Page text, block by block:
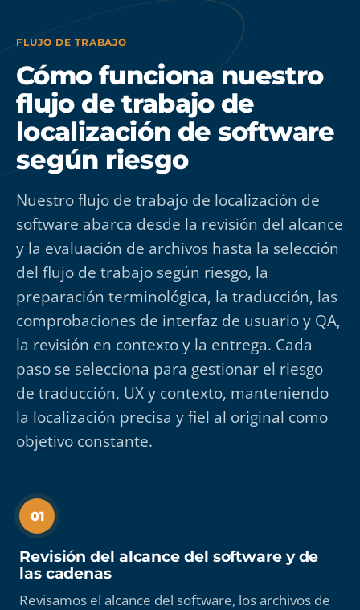
FLUJO DE TRABAJO
Cómo funciona nuestro
flujo de trabajo de
localización de software
según riesgo
Nuestro flujo de trabajo de localización de
software abarca desde la revisión del alcance
y la evaluación de archivos hasta la selección
del flujo de trabajo según riesgo, la
preparación terminológica, la traducción, las
comprobaciones de interfaz de usuario y QA,
la revisión en contexto y la entrega. Cada
paso se selecciona para gestionar el riesgo
de traducción, UX y contexto, manteniendo
la localización precisa y fiel al original como
objetivo constante.
01
Revisión del alcance del software y de
las cadenas
Revisamos el alcance del software, los archivos de